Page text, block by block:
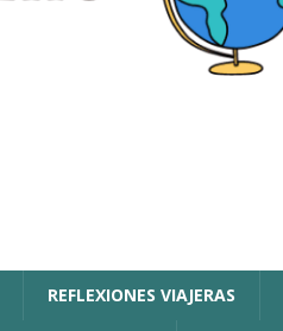
REFLEXIONES VIAJERAS